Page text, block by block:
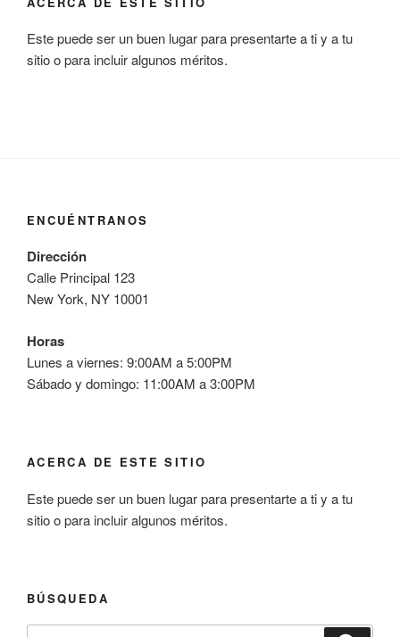
Este puede ser un buen lugar para presentarte a ti y a tu
sitio o para incluir algunos méritos.
ENCUÉNTRANOS
Dirección
Calle Principal 123
New York, NY 10001
Horas
Lunes a viernes: 9:00AM a 5:00PM
Sábado y domingo: 11:00AM a 3:00PM
ACERCA DE ESTE SITIO
Este puede ser un buen lugar para presentarte a ti y a tu
sitio o para incluir algunos méritos.
BÚSQUEDA